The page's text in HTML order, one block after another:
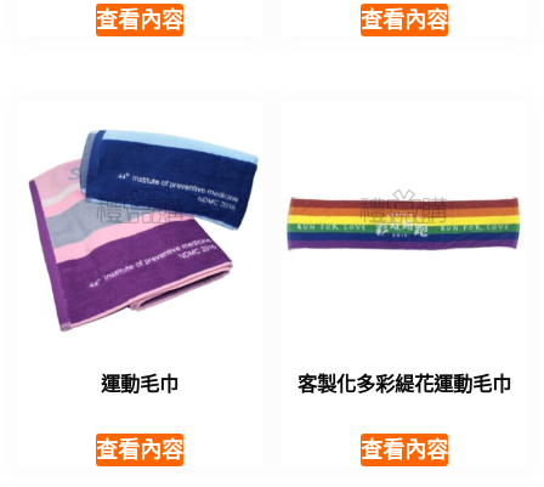
查看內容 查看內容
運動毛巾
查看內容
客製化多彩緹花運動毛巾
查看內容